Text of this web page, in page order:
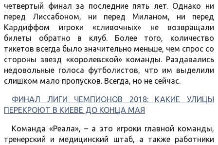
четвертый финал за последние пять лет. Однако ни
перед Лиссабоном, ни перед Миланом, ни перед
Кардиффом игроки «сливочных» не возвращали
билеты обратно в клуб. Более того, количество
тикетов всегда было значительно меньше, чем спрос со
стороны звезд «королевской» команды. Раздавались
недовольные голоса футболистов, что им выделили
слишком мало пропусков. Всегда, но не сейчас.
ФИНАЛ ЛИГИ ЧЕМПИОНОВ 2018: КАКИЕ УЛИЦЫ
ПЕРЕКРОЮТ В КИЕВЕ ДО КОНЦА МАЯ
Команда «Реала», – а это игроки главной команды,
тренерский и медицинский штаб, а также работники